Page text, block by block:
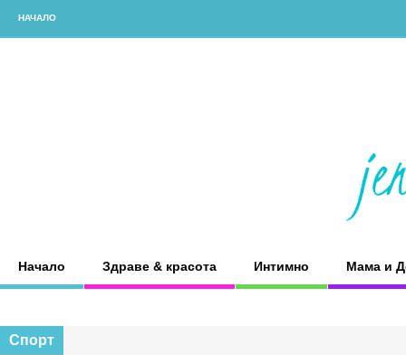
НАЧАЛО
Начало Здраве & красота Интимно Мама и
Спорт